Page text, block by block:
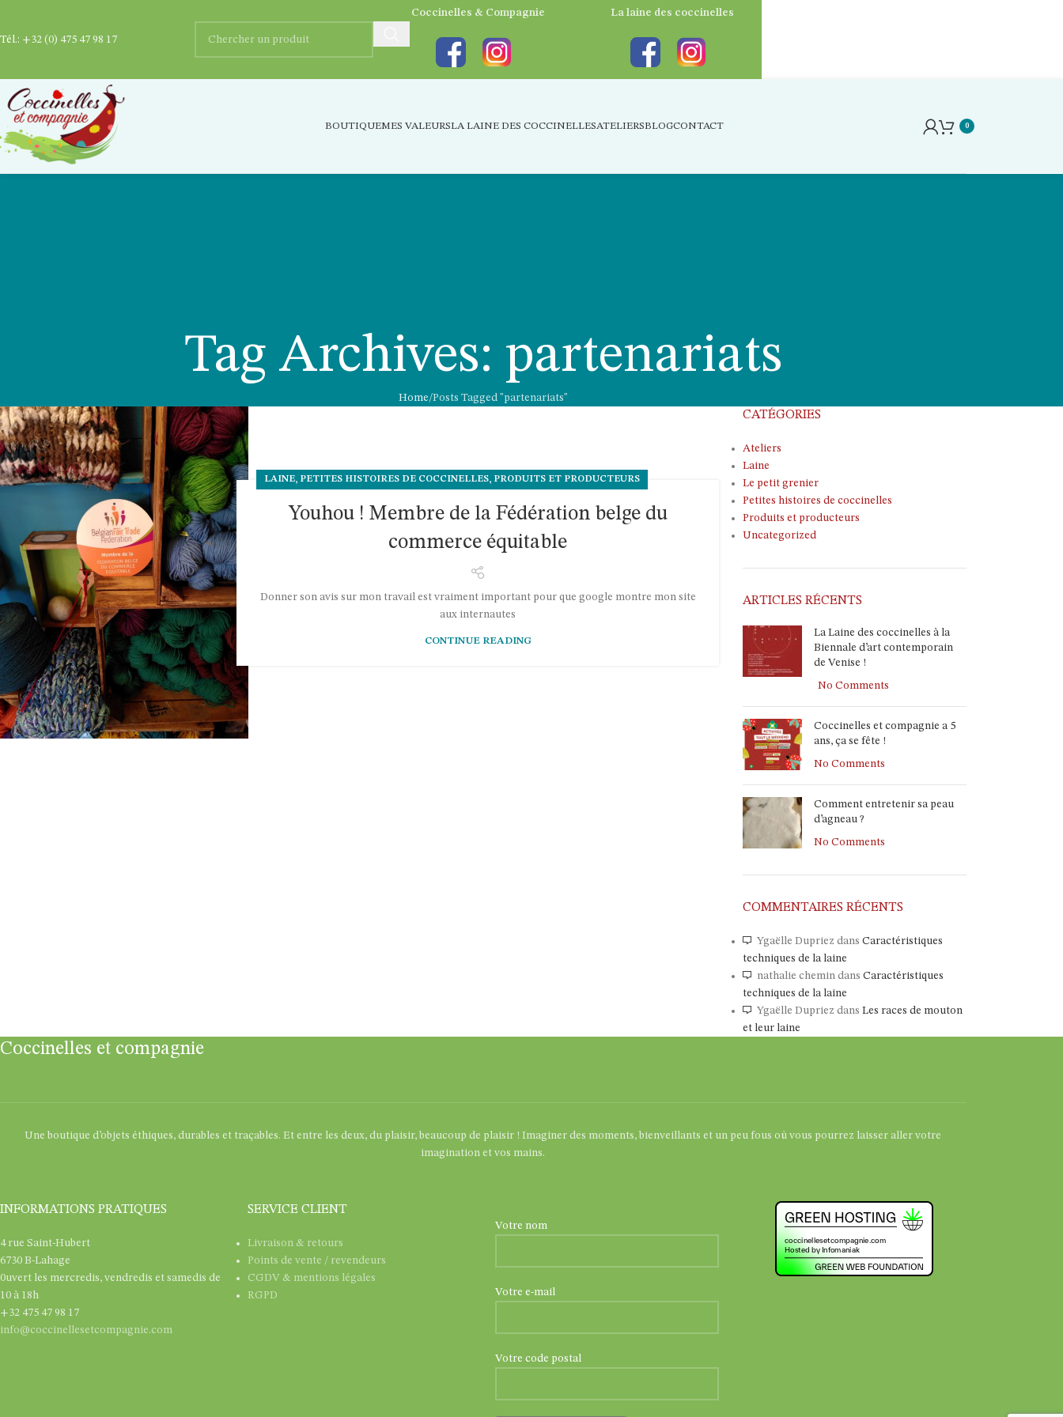
BOUTIQUEMES VALEURSLA LAINE DES COCCINELLESATELIERSBLOGCONTACT 0
Tag Archives: partenariats
Home Posts Tagged "partenariats"
LAINE, PETITES HISTOIRES DE COCCINELLES, PRODUITS ET PRODUCTEURS
Youhou ! Membre de la Fédération belge du
commerce équitable
Donner son avis sur mon travail est vraiment important pour que google montre mon site
aux internautes
CONTINUE READING
CATÉGORIES
Ateliers
Laine
Le petit grenier
Petites histoires de coccinelles
Produits et producteurs
Uncategorized
ARTICLES RÉCENTS
La Laine des coccinelles à la
Biennale d’art contemporain
de Venise !
No Comments
Coccinelles et compagnie a 5
ans, ça se fête !
No Comments
Comment entretenir sa peau
d’agneau ?
No Comments
COMMENTAIRES RÉCENTS
Ygaëlle Dupriez dans Caractéristiques
techniques de la laine
nathalie chemindans Caractéristiques
techniques de la laine
Ygaëlle Dupriez dans Les races de mouton
et leur laine
Coccinelles et compagnie
Une boutique d’objets éthiques, durables et traçables. Et entre les deux, du plaisir, beaucoup de plaisir ! Imaginer des moments, bienveillants et un peu fous où vous pourrez laisser aller votre
imagination et vos mains.
INFORMATIONS PRATIQUES
4 rue Saint-Hubert
6730 B-Lahage
0uvert les mercredis, vendredis et samedis de
10 à 18h
+32 475 47 98 17
info@coccinellesetcompagnie.com
SERVICE CLIENT
Livraison & retours
Points de vente / revendeurs
CGDV & mentions légales
RGPD
Votre nom
Votre e-mail
Votre code postal
Tél.: +32 (0) 475 47 98 17
Coccinelles & Compagnie La laine des coccinelles